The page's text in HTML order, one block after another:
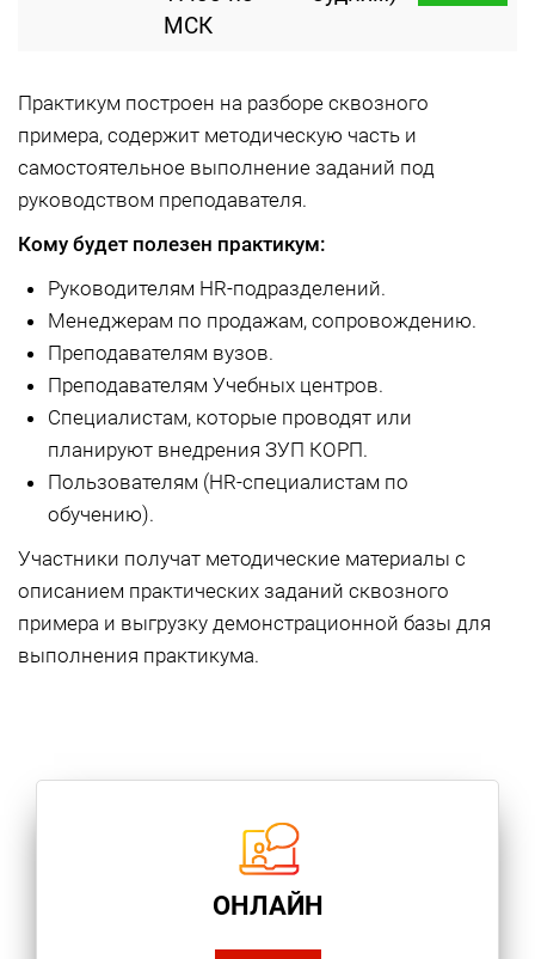
МСК
Практикум построен на разборе сквозного
примера, содержит методическую часть и
самостоятельное выполнение заданий под
руководством преподавателя.
Кому будет полезен практикум:
Руководителям HR-подразделений.
Менеджерам по продажам, сопровождению.
Преподавателям вузов.
Преподавателям Учебных центров.
Специалистам, которые проводят или
планируют внедрения ЗУП КОРП.
Пользователям (HR-специалистам по
обучению).
Участники получат методические материалы с
описанием практических заданий сквозного
примера и выгрузку демонстрационной базы для
выполнения практикума.
ОНЛАЙН